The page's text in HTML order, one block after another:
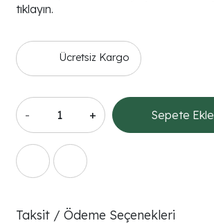
tıklayın.
Ücretsiz Kargo
- + Sepete Ekle
Taksit / Ödeme Seçenekleri